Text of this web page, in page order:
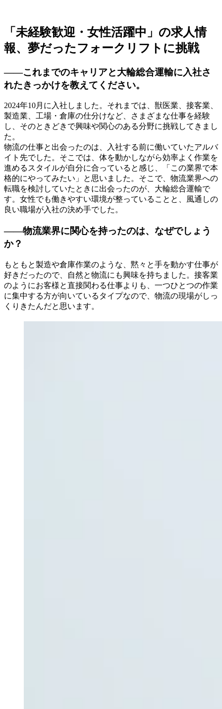
「未経験歓迎・女性活躍中」の求人情
報、夢だったフォークリフトに挑戦
――これまでのキャリアと大輪総合運輸に入社さ
れたきっかけを教えてください。
2024年10月に入社しました。それまでは、獣医業、接客業、
製造業、工場・倉庫の仕分けなど、さまざまな仕事を経験
し、そのときどきで興味や関心のある分野に挑戦してきまし
た。
物流の仕事と出会ったのは、入社する前に働いていたアルバ
イト先でした。そこでは、体を動かしながら効率よく作業を
進めるスタイルが自分に合っていると感じ、「この業界で本
格的にやってみたい」と思いました。そこで、物流業界への
転職を検討していたときに出会ったのが、大輪総合運輸で
す。女性でも働きやすい環境が整っていることと、風通しの
良い職場が入社の決め手でした。
――物流業界に関心を持ったのは、なぜでしょう
か？
もともと製造や倉庫作業のような、黙々と手を動かす仕事が
好きだったので、自然と物流にも興味を持ちました。接客業
のようにお客様と直接関わる仕事よりも、一つひとつの作業
に集中する方が向いているタイプなので、物流の現場がしっ
くりきたんだと思います。